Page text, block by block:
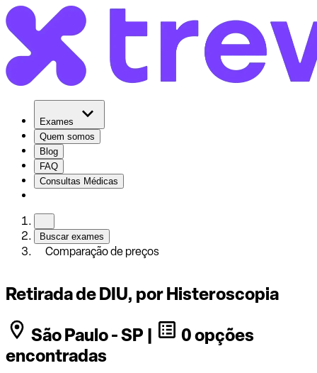
Exames
Quem somos
Blog
FAQ
Consultas Médicas
Buscar exames
Comparação de preços
Retirada de DIU, por Histeroscopia
São Paulo - SP |
0 opções
encontradas